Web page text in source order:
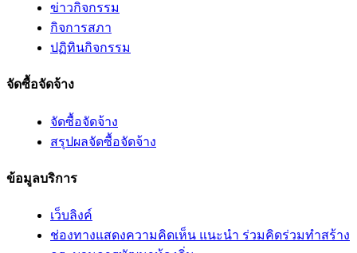
ข่าวกิจกรรม
กิจการสภา
ปฏิทินกิจกรรม
จัดซื้อจัดจ้าง
จัดซื้อจัดจ้าง
สรุปผลจัดซื้อจัดจ้าง
ข้อมูลบริการ
เว็บลิงค์
ช่องทางแสดงความคิดเห็น แนะนำ ร่วมคิดร่วมทำสร้าง